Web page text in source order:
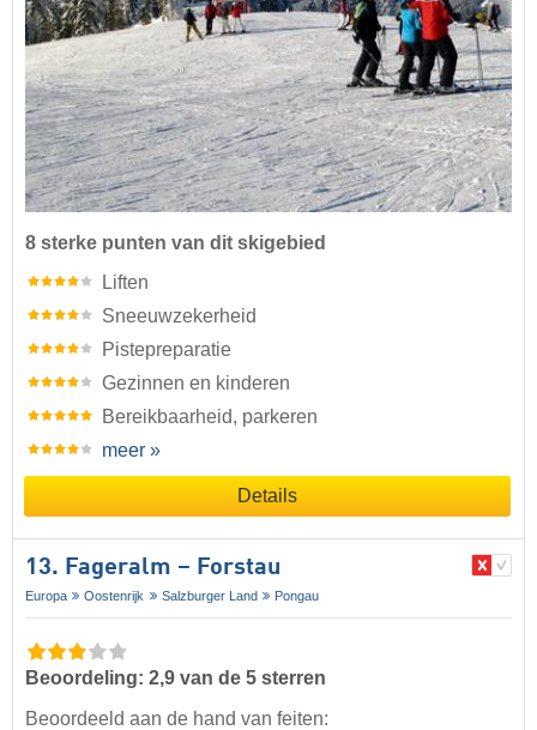
8 sterke punten van dit skigebied
Liften
Sneeuwzekerheid
Pistepreparatie
Gezinnen en kinderen
Bereikbaarheid, parkeren
meer »
Details
13. Fageralm – Forstau
Europa Oostenrijk Salzburger Land Pongau
Beoordeling: 2,9 van de 5 sterren
Beoordeeld aan de hand van feiten: